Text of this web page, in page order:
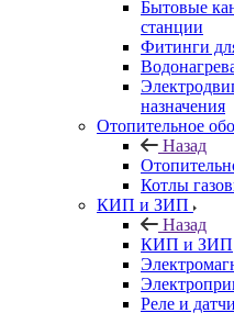
Бытовые
станции
Фитинги
назначения
Отопительное
Назад
Котлы
КИП и ЗИП
Назад
КИП и ЗИП
Реле и